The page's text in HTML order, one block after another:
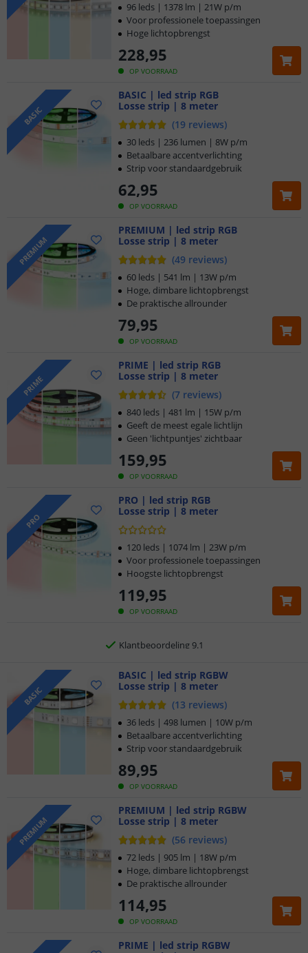
OP VOORRAAD
228,95
96 leds | 1378 lm | 21W p/m
Voor professionele toepassingen
Hoge lichtopbrengst
BASIC
BASIC | led strip RGB
Losse strip | 8 meter
(19 reviews)
OP VOORRAAD
62,95
30 leds | 236 lumen | 8W p/m
Betaalbare accentverlichting
Strip voor standaardgebruik
PREMIUM
PREMIUM | led strip RGB
Losse strip | 8 meter
(49 reviews)
OP VOORRAAD
79,95
60 leds | 541 lm | 13W p/m
Hoge, dimbare lichtopbrengst
De praktische allrounder
PRIME
PRIME | led strip RGB
Losse strip | 8 meter
(7 reviews)
OP VOORRAAD
159,95
840 leds | 481 lm | 15W p/m
Geeft de meest egale lichtlijn
Geen 'lichtpuntjes' zichtbaar
PRO
PRO | led strip RGB
Losse strip | 8 meter
OP VOORRAAD
119,95
120 leds | 1074 lm | 23W p/m
Voor professionele toepassingen
Hoogste lichtopbrengst
Klantbeoordeling 9.1
Voor 23:45 uur besteld,morgen in huis
5 jaar garantie
Gratis verzending vanaf € 20,-
Klantbeoordeling 9.1
Voor 23:45 uur besteld,morgen in huis
BASIC
BASIC | led strip RGBW
Losse strip | 8 meter
(13 reviews)
OP VOORRAAD
89,95
36 leds | 498 lumen | 10W p/m
Betaalbare accentverlichting
Strip voor standaardgebruik
PREMIUM
PREMIUM | led strip RGBW
Losse strip | 8 meter
(56 reviews)
OP VOORRAAD
114,95
72 leds | 905 lm | 18W p/m
Hoge, dimbare lichtopbrengst
De praktische allrounder
PRIME | led strip RGBW